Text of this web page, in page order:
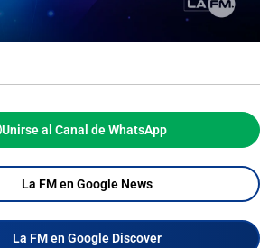
Unirse al Canal de WhatsApp
La FM en Google News
La FM en Google Discover